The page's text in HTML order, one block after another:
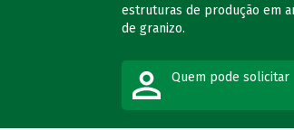
estruturas de produção em
de granizo.
Quem pode solicitar